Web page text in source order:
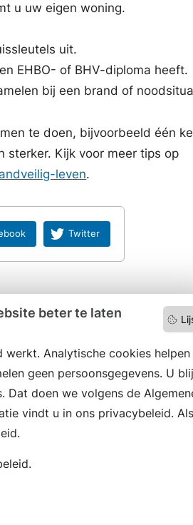
beter te laten
Analytische cookies helpen
geen persoonsgegevens. U
Dat doen we volgens de
vindt u in ons privacybeleid.
u uw eigen woning.
uit.
EHBO- of BHV-diploma heeft.
bij een brand of
te doen, bijvoorbeeld één
sterker. Kijk voor meer tips op
leven.
Twitter
en volg ons ook op social media.